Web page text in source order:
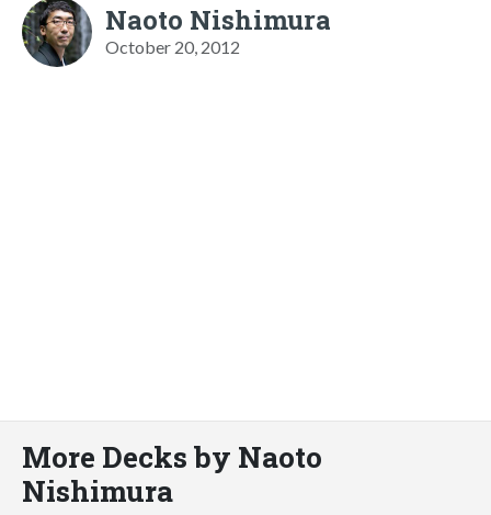
Naoto Nishimura
October 20, 2012
More Decks by Naoto
Nishimura